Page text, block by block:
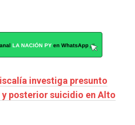
investiga presunto
posterior suicidio en Alto